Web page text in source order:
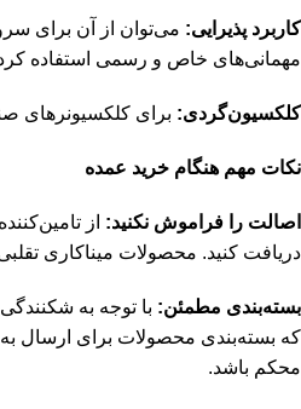
کاربرد پذیرایی: می‌توان از آن برای
مهمانی‌های خاص و رسمی استفاده
کلکسیون‌گردی: برای کلکسیونرهای
نکات مهم هنگام خرید عمده
اصالت را فراموش نکنید: از
دریافت کنید. محصولات میناکاری
بسته‌بندی مطمئن: با توجه به
که بسته‌بندی محصولات برای ارسال
محکم باشد.